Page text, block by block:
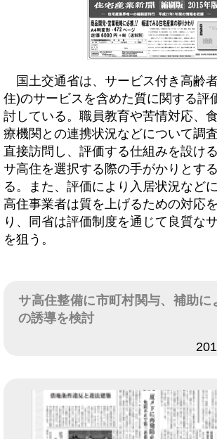
国土交通省は、サービス付き高齢
住)のサービスを含めた質に関する評
討している。職員教育や苦情対応、
療機関との連携状況などについて調
直接訪問し、評価する仕組みを設け
サ高住を選択する際の手がかりとす
る。また、評価により入居状況など
高住事業者は質を上げるための対応
り、同省は評価制度を通じて良質な
を狙う。
サ高住整備に市町村関与、補助に
の誘導を検討